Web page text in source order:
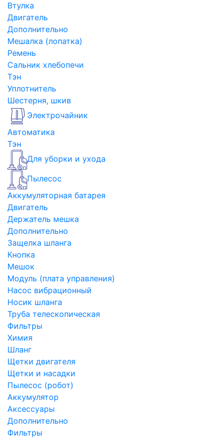
Втулка
Двигатель
Дополнительно
Мешалка (лопатка)
Ремень
Сальник хлебопечи
Тэн
Уплотнитель
Шестерня, шкив
Электрочайник
Автоматика
Тэн
Для уборки и ухода
Пылесос
Аккумуляторная батарея
Двигатель
Держатель мешка
Дополнительно
Защелка шланга
Кнопка
Мешок
Модуль (плата управления)
Насос вибрационный
Носик шланга
Труба телескопическая
Фильтры
Химия
Шланг
Щетки двигателя
Щетки и насадки
Пылесос (робот)
Аккумулятор
Аксессуары
Дополнительно
Фильтры